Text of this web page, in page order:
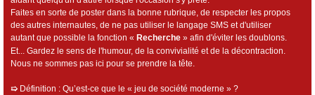
Faites en sorte de poster dans la bonne rubrique, de respecter les propos
des autres internautes, de ne pas utiliser le langage SMS et d'utiliser
autant que possible la fonction « Recherche » afin d'éviter les doublons.
Et... Gardez le sens de l'humour, de la convivialité et de la décontraction.
Nous ne sommes pas ici pour se prendre la tête.
➯ Définition : Qu’est-ce que le « jeu de société moderne » ?